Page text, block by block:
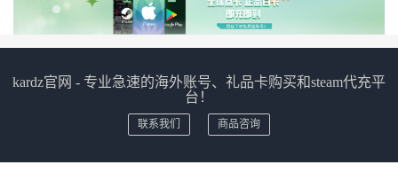
kardz官网 - 专业急速的海外账号、礼品卡购买和steam代充平
台！
联系我们 商品咨询